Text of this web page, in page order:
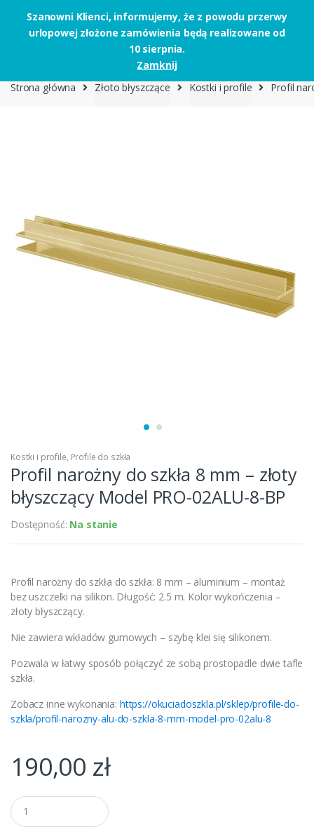
Skip to navigation
Skip to content
Strona główna Złoto błyszczące Kostki i profile Profil
Kostki i profile, Profile do szkła
Profil narożny do szkła 8 mm – złoty
błyszczący Model PRO-02ALU-8-BP
Dostępność: Na stanie
Profil narożny do szkła do szkła: 8 mm – aluminium – montaż
bez uszczelki na silikon. Długość: 2.5 m. Kolor wykończenia –
złoty błyszczący.
Nie zawiera wkładów gumowych – szybę klei się silikonem.
Pozwala w łatwy sposób połączyć ze sobą prostopadle dwie tafle
szkła.
Zobacz inne wykonania: https://okuciadoszkla.pl/sklep/profile-do-
szkla/profil-narozny-alu-do-szkla-8-mm-model-pro-02alu-8
190,00 zł
Q
u
a
Szanowni Klienci, informujemy, że z powodu przerwy
urlopowej złożone zamówienia będą realizowane od
10 sierpnia.
Zamknij